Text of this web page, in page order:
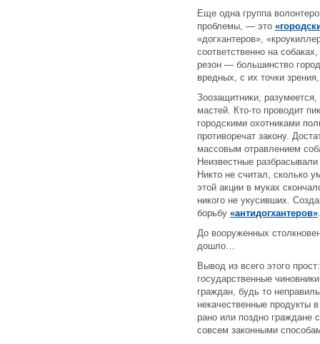
Еще одна группа
проблемы, — это
«догхантеров»,
соответственно на
резон — большинство
вредных, с их точки
Зоозащитники,
мастей. Кто-то проводит
городскими охотниками
противоречат закону.
массовым отравлением
Неизвестные
Никто не считал, сколько
этой акции в муках
никого не укусивших.
борьбу «антидогхантеров».
До вооруженных
дошло…
Вывод из всего этого
государственные
граждан, будь то
некачественные продукты
рано или поздно граждане
совсем законными